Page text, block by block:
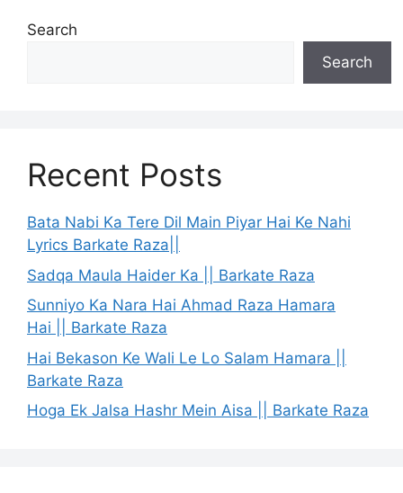
Search
Search
Recent Posts
Bata Nabi Ka Tere Dil Main Piyar Hai Ke Nahi
Lyrics Barkate Raza||
Sadqa Maula Haider Ka || Barkate Raza
Sunniyo Ka Nara Hai Ahmad Raza Hamara
Hai || Barkate Raza
Hai Bekason Ke Wali Le Lo Salam Hamara ||
Barkate Raza
Hoga Ek Jalsa Hashr Mein Aisa || Barkate Raza